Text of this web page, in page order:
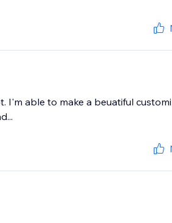
I'm able to make a beuatiful